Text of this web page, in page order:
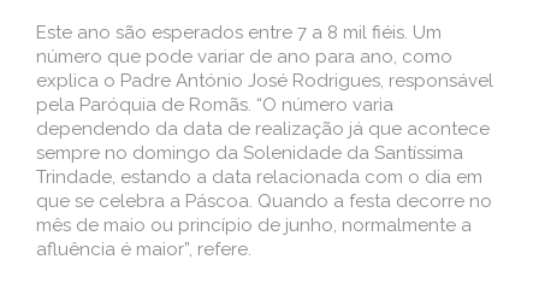
Este ano são esperados entre 7 a 8 mil fiéis. Um
número que pode variar de ano para ano, como
explica o Padre António José Rodrigues, responsável
pela Paróquia de Romãs. “O número varia
dependendo da data de realização já que acontece
sempre no domingo da Solenidade da Santíssima
Trindade, estando a data relacionada com o dia em
que se celebra a Páscoa. Quando a festa decorre no
mês de maio ou princípio de junho, normalmente a
afluência é maior”, refere.